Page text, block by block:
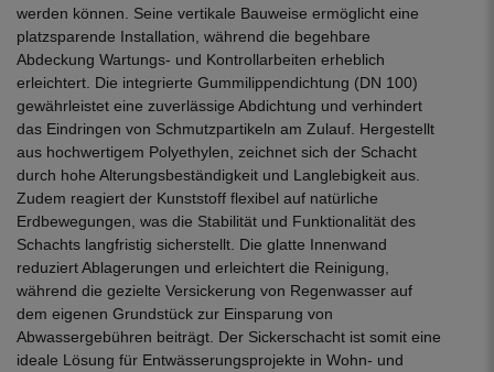
werden können. Seine vertikale Bauweise ermöglicht eine
platzsparende Installation, während die begehbare
Abdeckung Wartungs- und Kontrollarbeiten erheblich
erleichtert. Die integrierte Gummilippendichtung (DN 100)
gewährleistet eine zuverlässige Abdichtung und verhindert
das Eindringen von Schmutzpartikeln am Zulauf. Hergestellt
aus hochwertigem Polyethylen, zeichnet sich der Schacht
durch hohe Alterungsbeständigkeit und Langlebigkeit aus.
Zudem reagiert der Kunststoff flexibel auf natürliche
Erdbewegungen, was die Stabilität und Funktionalität des
Schachts langfristig sicherstellt. Die glatte Innenwand
reduziert Ablagerungen und erleichtert die Reinigung,
während die gezielte Versickerung von Regenwasser auf
dem eigenen Grundstück zur Einsparung von
Abwassergebühren beiträgt. Der Sickerschacht ist somit eine
ideale Lösung für Entwässerungsprojekte in Wohn- und